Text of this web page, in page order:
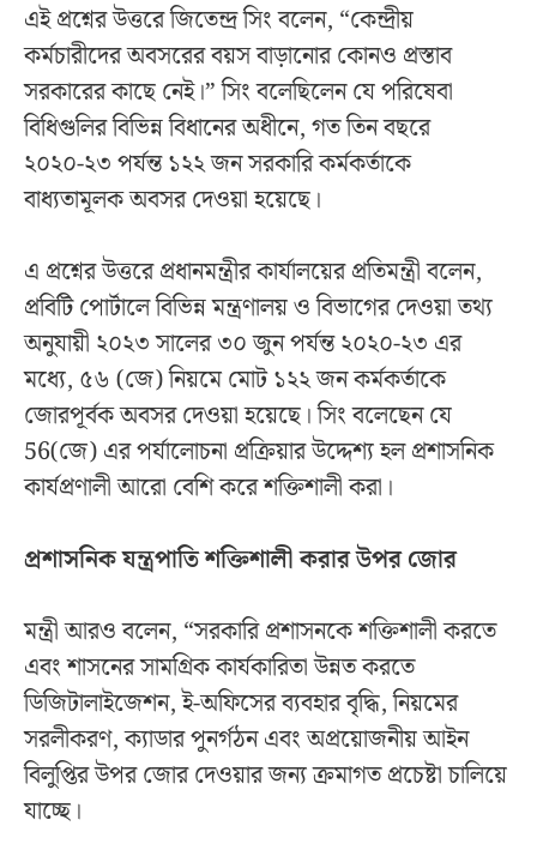
এই প্রশ্নের উত্তরে জিতেন্দ্র সিং বলেন, “কেন্দ্রীয়
কর্মচারীদের অবসরের বয়স বাড়ানোর কোনও প্রস্তাব
সরকারের কাছে নেই।” সিং বলেছিলেন যে পরিষেবা
বিধিগুলির বিভিন্ন বিধানের অধীনে, গত তিন বছরে
২০২০-২৩ পর্যন্ত ১২২ জন সরকারি কর্মকর্তাকে
বাধ্যতামূলক অবসর দেওয়া হয়েছে।
এ প্রশ্নের উত্তরে প্রধানমন্ত্রীর কার্যালয়ের প্রতিমন্ত্রী বলেন,
প্রবিটি পোর্টালে বিভিন্ন মন্ত্রণালয় ও বিভাগের দেওয়া তথ্য
অনুযায়ী ২০২৩ সালের ৩০ জুন পর্যন্ত ২০২০-২৩ এর
মধ্যে, ৫৬ (জে) নিয়মে মোট ১২২ জন কর্মকর্তাকে
জোরপূর্বক অবসর দেওয়া হয়েছে। সিং বলেছেন যে
56(জে) এর পর্যালোচনা প্রক্রিয়ার উদ্দেশ্য হল প্রশাসনিক
কার্যপ্রণালী আরো বেশি করে শক্তিশালী করা।
প্রশাসনিক যন্ত্রপাতি শক্তিশালী করার উপর জোর
মন্ত্রী আরও বলেন, “সরকারি প্রশাসনকে শক্তিশালী করতে
এবং শাসনের সামগ্রিক কার্যকারিতা উন্নত করতে
ডিজিটালাইজেশন, ই-অফিসের ব্যবহার বৃদ্ধি, নিয়মের
সরলীকরণ, ক্যাডার পুনর্গঠন এবং অপ্রয়োজনীয় আইন
বিলুপ্তির উপর জোর দেওয়ার জন্য ক্রমাগত প্রচেষ্টা চালিয়ে
যাচ্ছে।